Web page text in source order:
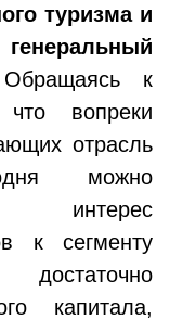
туризма и
генеральный
к
вопреки
отрасль
можно
интерес
к сегменту
достаточно
капитала,